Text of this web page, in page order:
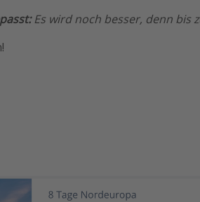
Es wird noch besser, denn bis